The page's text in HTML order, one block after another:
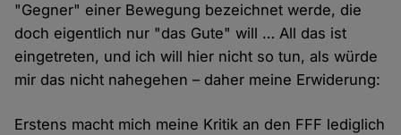
"Gegner" einer Bewegung bezeichnet werde, die
doch eigentlich nur "das Gute" will … All das ist
eingetreten, und ich will hier nicht so tun, als würde
mir das nicht nahegehen – daher meine Erwiderung:
Erstens macht mich meine Kritik an den FFF lediglich